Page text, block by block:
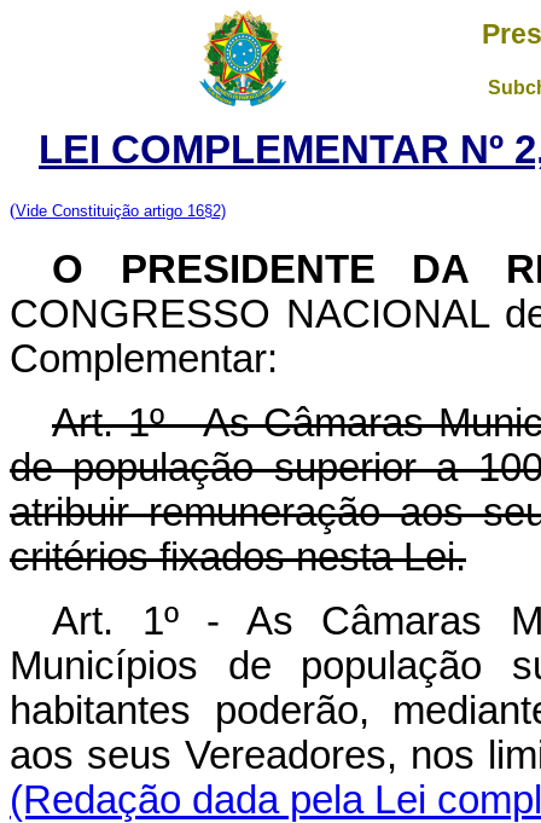
LEI COMPLEMENTAR Nº
(Vide Constituição artigo 16§2)
O PRESIDENTE DA
CONGRESSO NACIONAL
Complementar:
Art. 1º - As Câmaras
de população superior a
atribuir remuneração aos
critérios fixados nesta Lei.
Art. 1º - As Câmaras
Municípios de população
habitantes poderão,
aos seus Vereadores, nos
(Redação dada pela Lei